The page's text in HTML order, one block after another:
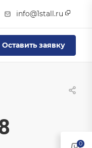
info@1stall.ru
Оставить заявку
0